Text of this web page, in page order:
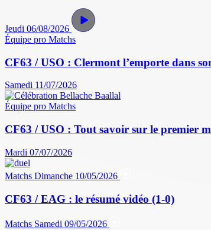
Jeudi 06/08/2026
Équipe pro Matchs
CF63 / USO : Clermont l’emporte dans
Samedi 11/07/2026
Équipe pro Matchs
CF63 / USO : Tout savoir sur le premier
Mardi 07/07/2026
Matchs Dimanche 10/05/2026
CF63 / EAG : le résumé vidéo (1-0)
Matchs Samedi 09/05/2026